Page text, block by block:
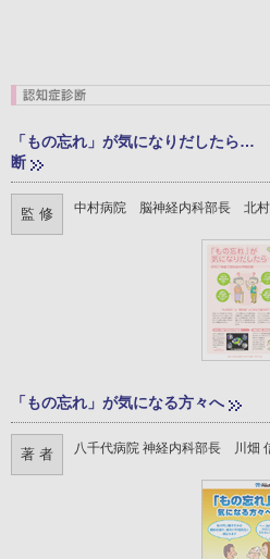
「もの忘れ」が気になりだしたら…
断
監 修 中村病院 脳神経内科部長 北村
「もの忘れ」が気になる方々へ
著 者 八千代病院 神経内科部長 川畑